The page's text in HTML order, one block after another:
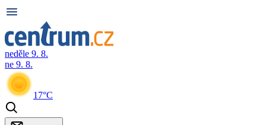
neděle 9. 8.
ne 9. 8.
17°C